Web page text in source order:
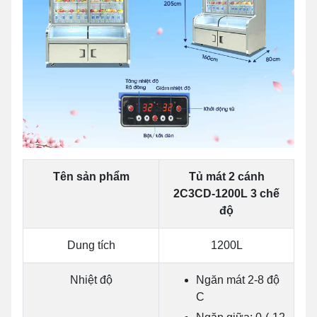
Tên sản phẩm
Tủ mát 2 cánh
2C3CD-1200L 3 chế
độ
Dung tích 1200L
Nhiệt độ
Ngăn mát 2-8 độ
C